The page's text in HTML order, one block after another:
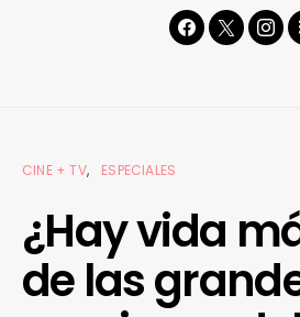
CINE + TV ESPECIALES
¿Hay vida
de las